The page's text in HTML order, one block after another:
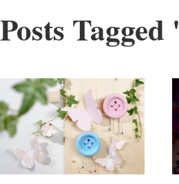
Posts Tagged '